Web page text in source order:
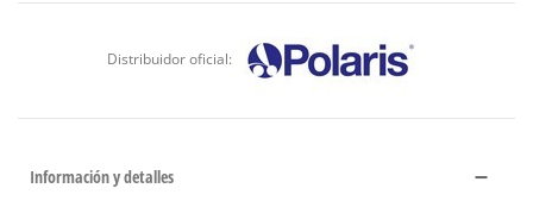
Distribuidor oficial:
Información y detalles